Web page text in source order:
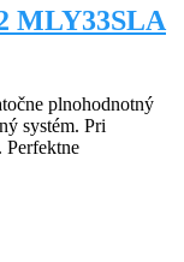
MLY33SLA
plnohodnotný
systém. Pri